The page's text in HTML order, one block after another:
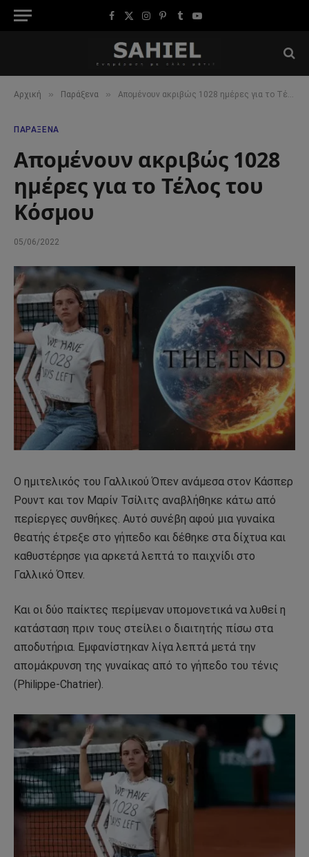
Facebook
X
Instagram
Pinterest
TumblrYouTube
Αρχική » Παράξενα » Απομένουν ακριβώς 1028 ημέρες για το Τέλος του Κόσμου
ΠΑΡΆΞΕΝΑ
Απομένουν ακριβώς 1028
ημέρες για το Τέλος του
Κόσμου
05/06/2022
Ο ημιτελικός του Γαλλικού Όπεν ανάμεσα στον Κάσπερ
Ρουντ και τον Μαρίν Τσίλιτς αναβλήθηκε κάτω από
περίεργες συνθήκες. Αυτό συνέβη αφού μια γυναίκα
θεατής έτρεξε στο γήπεδο και δέθηκε στα δίχτυα και
καθυστέρησε για αρκετά λεπτά το παιχνίδι στο
Γαλλικό Όπεν.
Και οι δύο παίκτες περίμεναν υπομονετικά να λυθεί η
κατάσταση πριν τους στείλει ο διαιτητής πίσω στα
αποδυτήρια. Εμφανίστηκαν λίγα λεπτά μετά την
απομάκρυνση της γυναίκας από το γήπεδο του τένις
(Philippe-Chatrier).